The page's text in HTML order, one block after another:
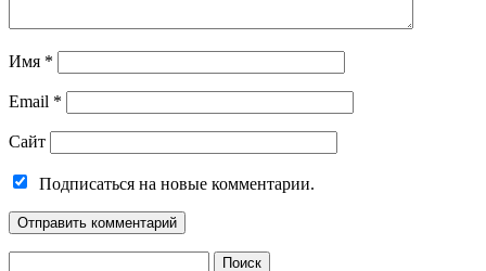
Имя *
Email *
Сайт
Подписаться на новые комментарии.